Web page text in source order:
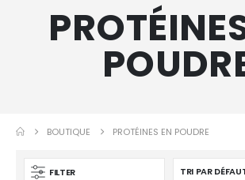
BOUTIQUE PROTÉINES EN POUDRE
FILTER